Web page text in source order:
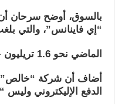
بالسوق، أوضح سرحان أن
“إي فاينانس”، والتي
الماضي نحو 1.6 تريليون جنيه عبر 500 مليون عملية يومياً.
أضاف أن شركة “خالص”
الدفع الإليكتروني وليس